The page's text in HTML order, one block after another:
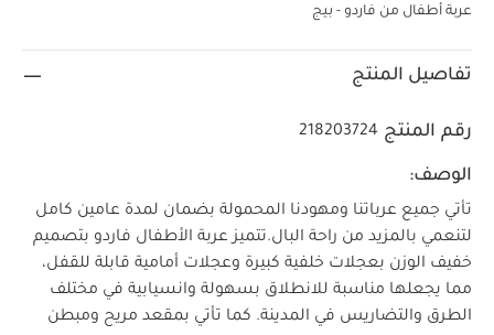
عربة أطفال من فاردو - بيج
تفاصيل المنتج
رقم المنتج 218203724
الوصف:
تأتي جميع عرباتنا ومهودنا المحمولة بضمان لمدة عامين كامل
لتنعمي بالمزيد من راحة البال.تتميز عربة الأطفال فاردو بتصميم
خفيف الوزن بعجلات خلفية كبيرة وعجلات أمامية قابلة للقفل،
مما يجعلها مناسبة للانطلاق بسهولة وانسيابية في مختلف
الطرق والتضاريس في المدينة. كما تأتي بمقعد مريح ومبطن